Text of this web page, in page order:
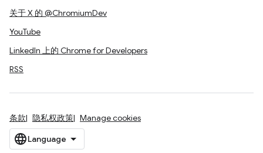
关于 X 的 @ChromiumDev
YouTube
LinkedIn 上的 Chrome for Developers
RSS
条款 隐私权政策 Manage cookies